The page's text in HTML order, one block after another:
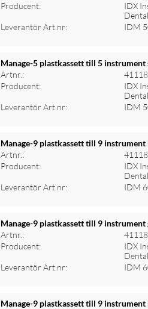
Producent:
IDX
Dental
Leverantör Art.nr:
IDM
Manage-5 plastkassett till 5 instrument
Artnr.:
Producent:
IDX
Dental
Leverantör Art.nr:
IDM
Manage-9 plastkassett till 9 instrument
Artnr.:
Producent:
IDX
Dental
Leverantör Art.nr:
IDM
Manage-9 plastkassett till 9 instrument
Artnr.:
Producent:
IDX
Dental
Leverantör Art.nr:
IDM
Manage-9 plastkassett till 9 instrument